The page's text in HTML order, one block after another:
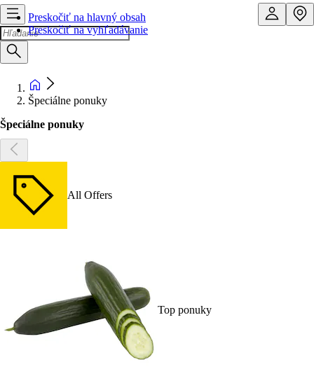
Preskočiť na hlavný obsah
Preskočiť na vyhľadávanie
Špeciálne ponuky
Špeciálne ponuky
All Offers
Top ponuky